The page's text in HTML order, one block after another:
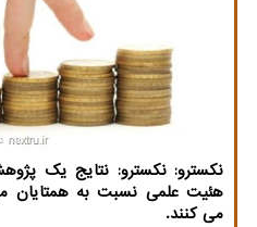
نکسترو: نکسترو: نتایج یک
هئیت علمی نسبت به همتایان
می کنند.